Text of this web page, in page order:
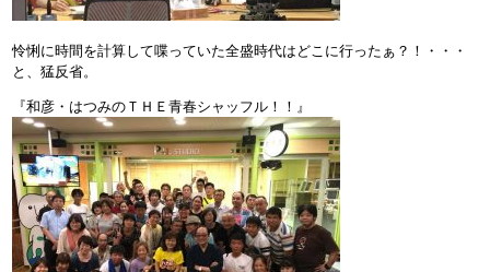
怜悧に時間を計算して喋っていた全盛時代はどこに行ったぁ？！・・・
と、猛反省。
『和彦・はつみのＴＨＥ青春シャッフル！！』